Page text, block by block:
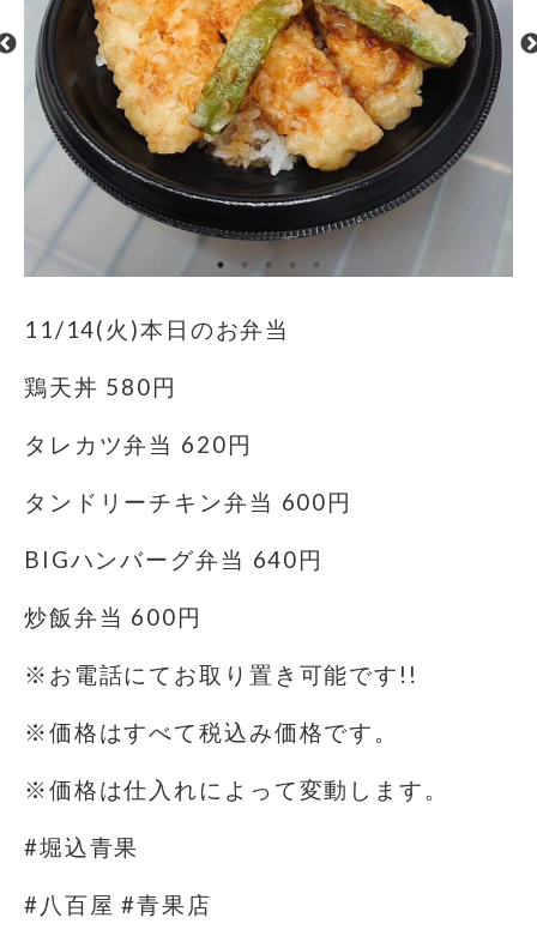
11/14(火)本日のお弁当
鶏天丼 580円
タレカツ弁当 620円
タンドリーチキン弁当 600円
BIGハンバーグ弁当 640円
炒飯弁当 600円
※お電話にてお取り置き可能です!!
※価格はすべて税込み価格です。
※価格は仕入れによって変動します。
#堀込青果
#八百屋 #青果店